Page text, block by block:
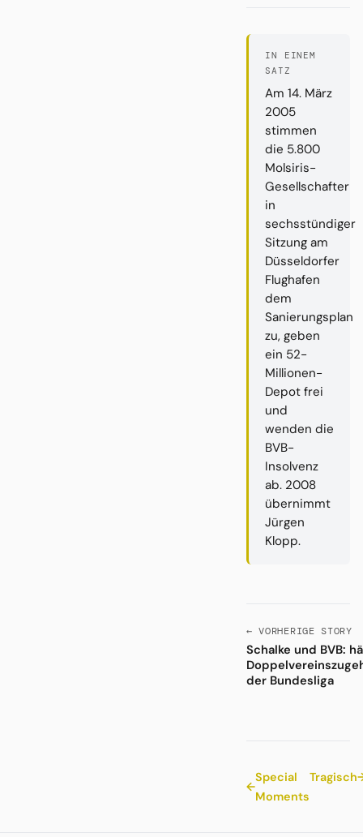
IN EINEM
SATZ
Am 14. März
2005
stimmen
die 5.800
Molsiris-
Gesellschafter
in
sechsstündiger
Sitzung am
Düsseldorfer
Flughafen
dem
Sanierungsplan
zu, geben
ein 52-
Millionen-
Depot frei
und
wenden die
BVB-
Insolvenz
ab. 2008
übernimmt
Jürgen
Klopp.
← VORHERIGE STORY
Schalke und BVB:
der Bundesliga
←
Special
Moments
Tragisch